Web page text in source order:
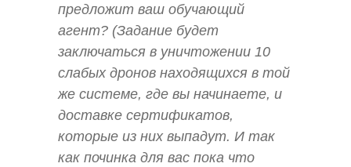
предложит ваш обучающий
агент? (Задание будет
заключаться в уничтожении 10
слабых дронов находящихся в той
же системе, где вы начинаете, и
доставке сертификатов,
которые из них выпадут. И так
как починка для вас пока что